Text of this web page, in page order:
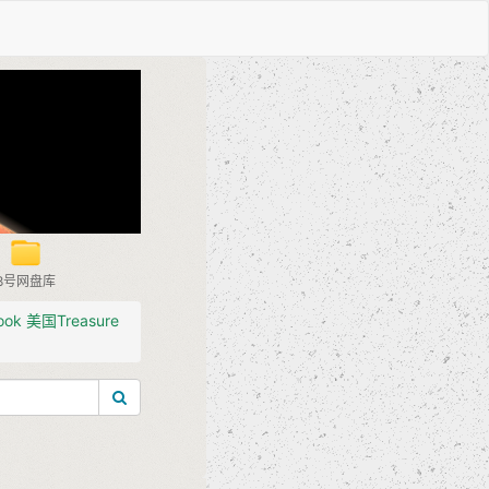
号网盘库
美国Treasure